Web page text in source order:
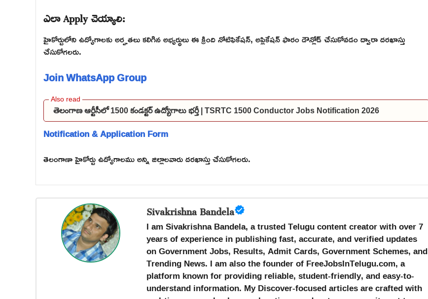
ఎలా Apply చెయ్యాలి:
హైకోర్టులోని ఉద్యోగాలకు అర్హతలు కలిగిన అభ్యర్థులు ఈ క్రింది నోటిఫికేషన్, అప్లికేషన్ ఫారం డౌన్లోడ్ చేసుకోవడం ద్వారా దరఖాస్తు
చేసుకోగలరు.
Join WhatsApp Group
తెలంగాణ ఆర్టీసీలో 1500 కండక్టర్ ఉద్యోగాలు భర్తీ | TSRTC 1500 Conductor Jobs Notification 2026
Notification & Application Form
తెలంగాణా హైకోర్టు ఉద్యోగాలము అన్ని జిల్లాలవారు దరఖాస్తు చేసుకోగలరు.
Sivakrishna Bandela
I am Sivakrishna Bandela, a trusted Telugu content creator with over 7
years of experience in publishing fast, accurate, and verified updates
on Government Jobs, Results, Admit Cards, Government Schemes, and
Trending News. I am also the founder of FreeJobsInTelugu.com, a
platform known for providing reliable, student-friendly, and easy-to-
understand information. My Discover-focused articles are crafted with